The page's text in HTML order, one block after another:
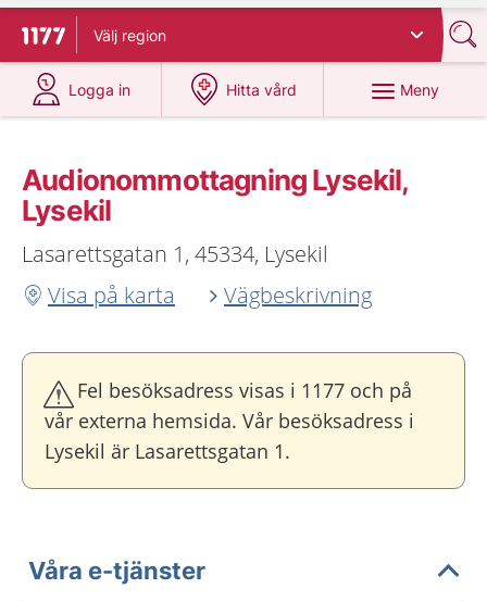
Till startsidan för 1177
Välj region
Logga in
på 1177.se
Hitta vård
på 1177.se
Meny
Audionommottagning Lysekil,
Lysekil
Lasarettsgatan 1, 45334, Lysekil
Visa på karta
Vägbeskrivning
Fel besöksadress visas i 1177 och på
vår externa hemsida. Vår besöksadress i
Lysekil är Lasarettsgatan 1.
Våra e-tjänster